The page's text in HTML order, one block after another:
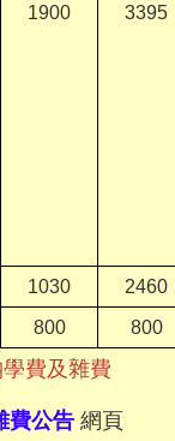
1900 3395
1030
2460
800 800
費及雜費
費公告 網頁